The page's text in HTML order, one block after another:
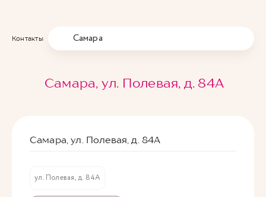
Контакты Самара
Самара, ул. Полевая, д. 84А
Самара, ул. Полевая, д. 84А
ул. Полевая, д. 84А